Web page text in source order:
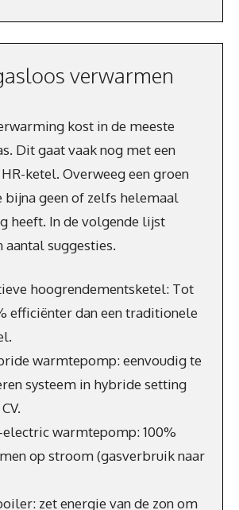
verwarmen
kost in de meeste
Dit gaat vaak nog met een
ketel. Overweeg een groen
geen of zelfs helemaal
heeft. In de volgende lijst
aantal suggesties.
hoogrendementsketel: Tot
efficiënter dan een traditionele
warmtepomp: eenvoudig te
systeem in hybride setting
electric warmtepomp: 100%
op stroom (gasverbruik naar
zet energie van de zon om